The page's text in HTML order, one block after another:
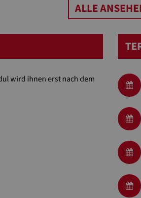
ALLE
wird ihnen erst nach dem